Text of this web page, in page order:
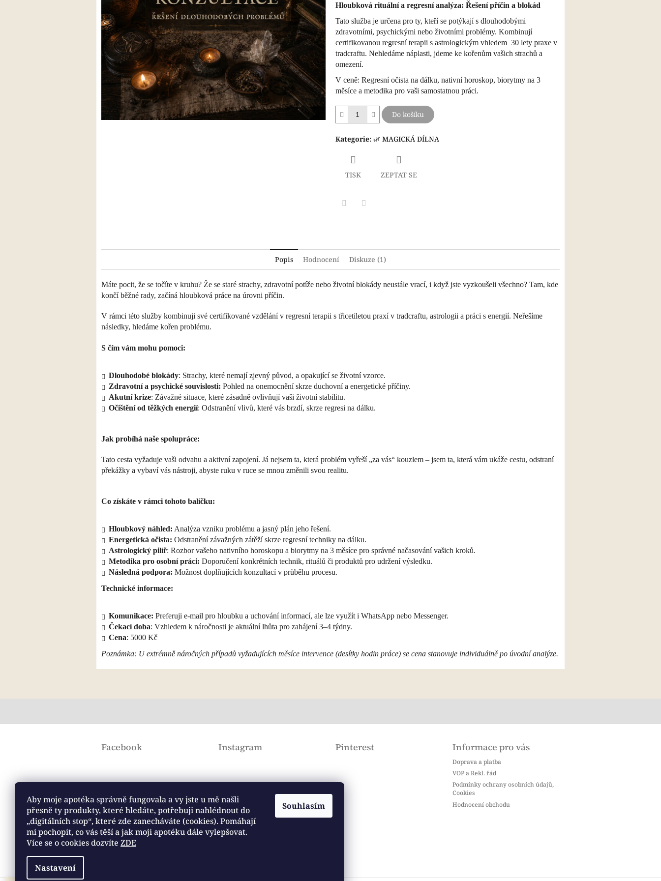
Aby moje apotéka správně fungovala a vy jste u mě našli
přesně ty produkty, které hledáte, potřebuji nahlédnout do
„digitálních stop“, které zde zanecháváte (cookies). Pomáhají
mi pochopit, co vás těší a jak moji apotéku dále vylepšovat.
Více se o cookies dozvíte ZDE
Nastavení
Souhlasím
5
Hloubková rituální a regresní analýza: Řešení příčin a blokád
Tato služba je určena pro ty, kteří se potýkají s dlouhodobými
zdravotními, psychickými nebo životními problémy. Kombinují
certifikovanou regresní terapii s astrologickým vhledem 30 lety praxe v
tradcraftu. Nehledáme náplasti, jdeme ke kořenům vašich strachů a
omezení.
V ceně: Regresní očista na dálku, nativní horoskop, biorytmy na 3
měsíce a metodika pro vaši samostatnou práci.
Do košíku
Kategorie: 🌿 MAGICKÁ DÍLNA
TISK ZEPTAT SE
Popis Hodnocení Diskuze (1)
Máte pocit, že se točíte v kruhu? Že se staré strachy, zdravotní potíže nebo životní blokády neustále vrací, i když jste vyzkoušeli všechno? Tam, kde
končí běžné rady, začíná hloubková práce na úrovni příčin.
​V rámci této služby kombinuji své certifikované vzdělání v regresní terapii s třicetiletou praxí v tradcraftu, astrologii a práci s energií. Neřešíme
následky, hledáme kořen problému.
​S čím vám mohu pomoci:
Dlouhodobé blokády: Strachy, které nemají zjevný původ, a opakující se životní vzorce.
Zdravotní a psychické souvislosti: Pohled na onemocnění skrze duchovní a energetické příčiny.
​Akutní krize: Závažné situace, které zásadně ovlivňují vaši životní stabilitu.
​Očištění od těžkých energií: Odstranění vlivů, které vás brzdí, skrze regresi na dálku.
​Jak probíhá naše spolupráce:
​Tato cesta vyžaduje vaši odvahu a aktivní zapojení. Já nejsem ta, která problém vyřeší „za vás“ kouzlem – jsem ta, která vám ukáže cestu, odstraní
překážky a vybaví vás nástroji, abyste ruku v ruce se mnou změnili svou realitu.
​Co získáte v rámci tohoto balíčku:
​Hloubkový náhled: Analýza vzniku problému a jasný plán jeho řešení.
​Energetická očista: Odstranění závažných zátěží skrze regresní techniky na dálku.
Astrologický pilíř: Rozbor vašeho nativního horoskopu a biorytmy na 3 měsíce pro správné načasování vašich kroků.
​Metodika pro osobní práci: Doporučení konkrétních technik, rituálů či produktů pro udržení výsledku.
​Následná podpora: Možnost doplňujících konzultací v průběhu procesu.
​Technické informace:
​Komunikace: Preferuji e-mail pro hloubku a uchování informací, ale lze využít i WhatsApp nebo Messenger.
​Čekací doba: Vzhledem k náročnosti je aktuální lhůta pro zahájení 3–4 týdny.
Cena: 5000 Kč
​Poznámka: U extrémně náročných případů vyžadujících měsíce intervence (desítky hodin práce) se cena stanovuje individuálně po úvodní analýze.
Z
Facebook Instagram Pinterest Informace pro vás
Doprava a platba
VOP a Rekl. řád
Podmínky ochrany osobních údajů,
Cookies
Hodnocení obchodu
Přijímáme online platby